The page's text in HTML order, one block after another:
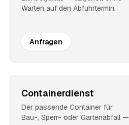
Warten auf den Abfuhrtermin.
Anfragen
Containerdienst
Der passende Container für
Bau-, Sperr- oder Gartenabfall —